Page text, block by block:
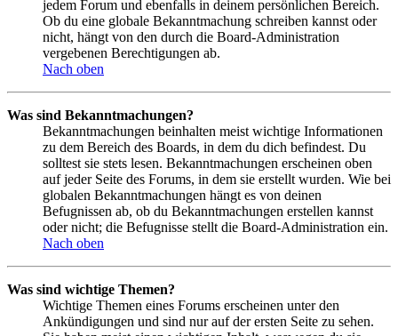
jedem Forum und ebenfalls in deinem persönlichen Bereich.
Ob du eine globale Bekanntmachung schreiben kannst oder
nicht, hängt von den durch die Board-Administration
vergebenen Berechtigungen ab.
Nach oben
Was sind Bekanntmachungen?
Bekanntmachungen beinhalten meist wichtige Informationen
zu dem Bereich des Boards, in dem du dich befindest. Du
solltest sie stets lesen. Bekanntmachungen erscheinen oben
auf jeder Seite des Forums, in dem sie erstellt wurden. Wie bei
globalen Bekanntmachungen hängt es von deinen
Befugnissen ab, ob du Bekanntmachungen erstellen kannst
oder nicht; die Befugnisse stellt die Board-Administration ein.
Nach oben
Was sind wichtige Themen?
Wichtige Themen eines Forums erscheinen unter den
Ankündigungen und sind nur auf der ersten Seite zu sehen.